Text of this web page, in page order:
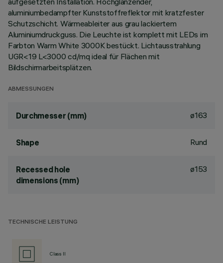
aluminiumbedampfter Kunststoffreflektor mit kratzfester
Schutzschicht. Wärmeableiter aus grau lackiertem
Aluminiumdruckguss. Die Leuchte ist komplett mit LEDs im
Farbton Warm White 3000K bestückt. Lichtausstrahlung
UGR<19 L<3000 cd/mq ideal für Flächen mit
Bildschirmarbeitsplätzen.
ABMESSUNGEN
Durchmesser (mm) ø163
Shape Rund
Recessed hole
dimensions (mm)
ø153
TECHNISCHE LEISTUNG
Class II